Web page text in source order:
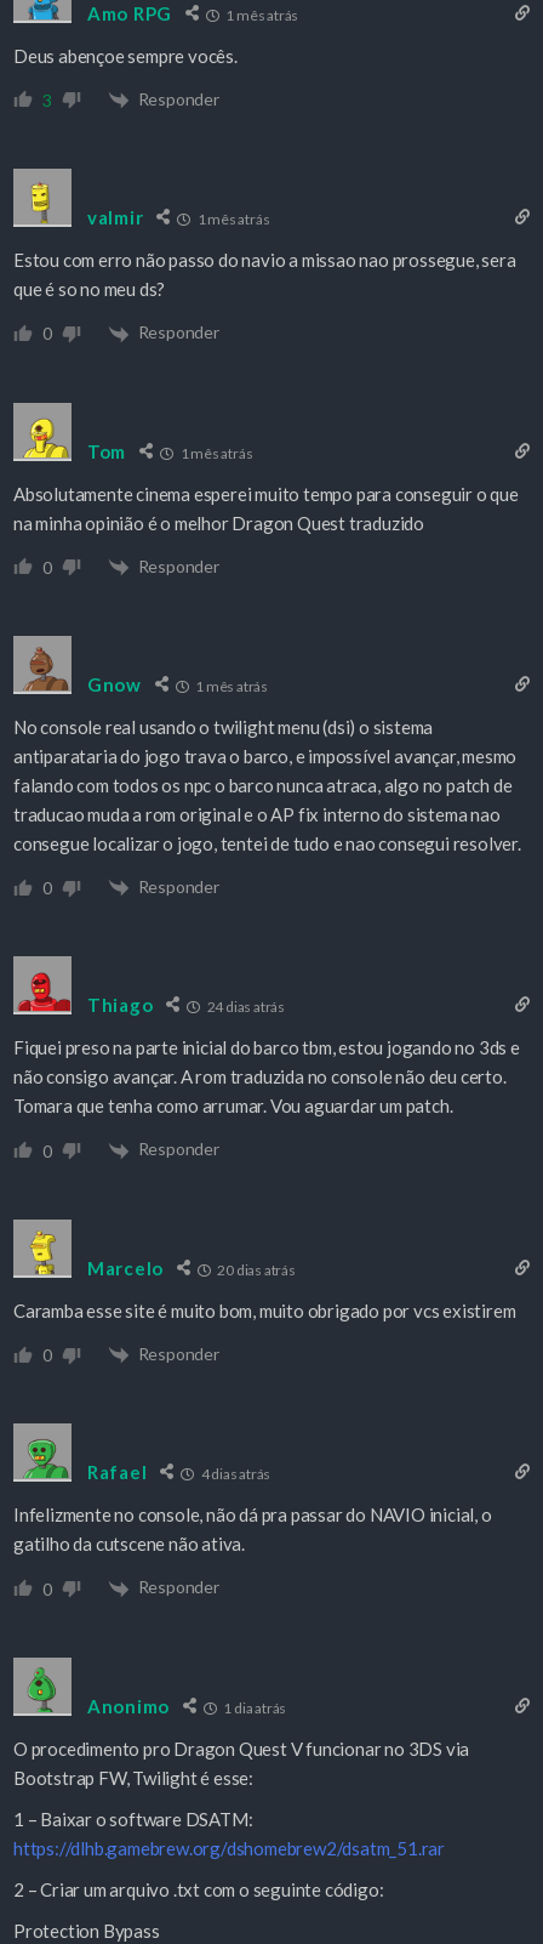
Amo RPG 1 mês atrás
Deus abençoe sempre vocês.
3 Responder
valmir 1 mês atrás
Estou com erro não passo do navio a missao nao prossegue, sera
que é so no meu ds?
0 Responder
Tom 1 mês atrás
Absolutamente cinema esperei muito tempo para conseguir o que
na minha opinião é o melhor Dragon Quest traduzido
0 Responder
Gnow 1 mês atrás
No console real usando o twilight menu (dsi) o sistema
antiparataria do jogo trava o barco, e impossível avançar, mesmo
falando com todos os npc o barco nunca atraca, algo no patch de
traducao muda a rom original e o AP fix interno do sistema nao
consegue localizar o jogo, tentei de tudo e nao consegui resolver.
0 Responder
Thiago 24 dias atrás
Fiquei preso na parte inicial do barco tbm, estou jogando no 3ds e
não consigo avançar. A rom traduzida no console não deu certo.
Tomara que tenha como arrumar. Vou aguardar um patch.
0 Responder
Marcelo 20 dias atrás
Caramba esse site é muito bom, muito obrigado por vcs existirem
0 Responder
Rafael 4 dias atrás
Infelizmente no console, não dá pra passar do NAVIO inicial, o
gatilho da cutscene não ativa.
0 Responder
Anonimo 1 dia atrás
O procedimento pro Dragon Quest V funcionar no 3DS via
Bootstrap FW, Twilight é esse:
1 – Baixar o software DSATM:
https://dlhb.gamebrew.org/dshomebrew2/dsatm_51.rar
2 – Criar um arquivo .txt com o seguinte código:
Protection Bypass